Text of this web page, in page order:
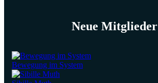
Neue Mitglieder
Bewegung im System